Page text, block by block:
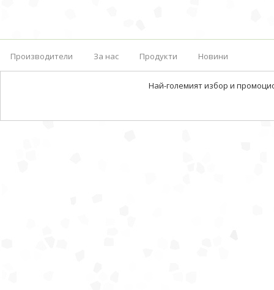
Производители За нас Продукти Новини
Най-големият избор и